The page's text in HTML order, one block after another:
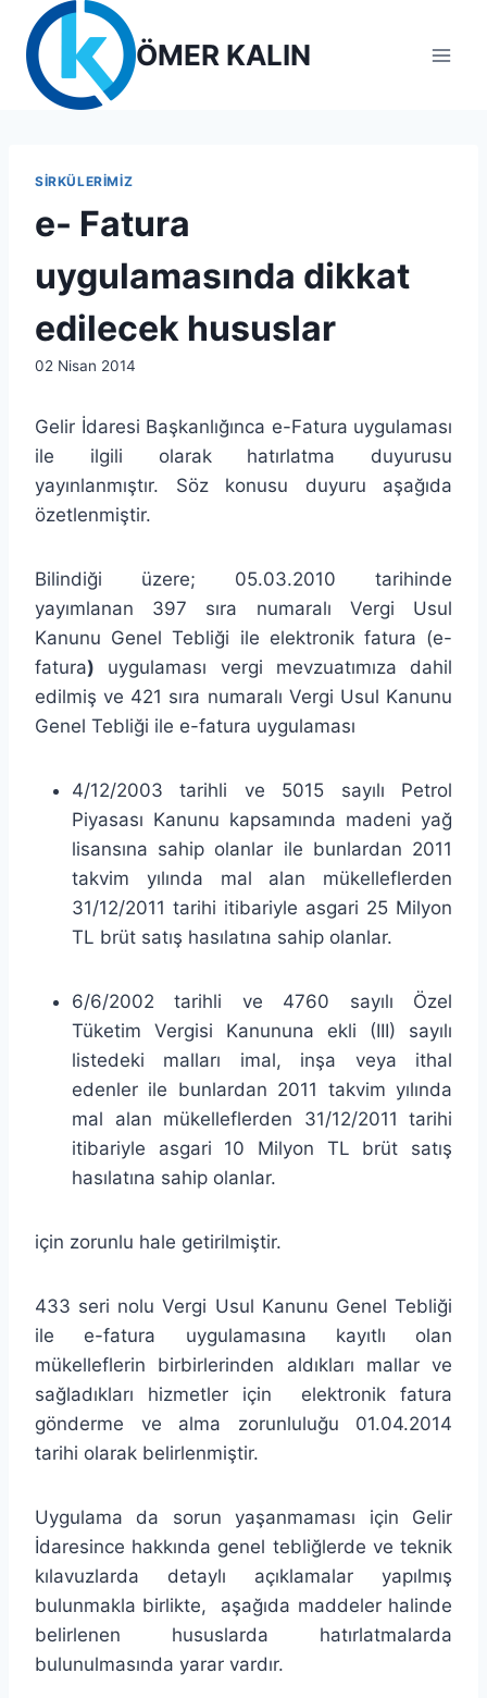
content
ÖMER KALIN
SIRKÜLERIMIZ
e- Fatura
uygulamasında dikkat
edilecek hususlar
By
02 Nisan 2014
Gelir İdaresi Başkanlığınca e-Fatura uygulaması
ile ilgili olarak hatırlatma duyurusu
yayınlanmıştır. Söz konusu duyuru aşağıda
özetlenmiştir.
Bilindiği üzere; 05.03.2010 tarihinde
yayımlanan 397 sıra numaralı Vergi Usul
Kanunu Genel Tebliği ile elektronik fatura (e-
fatura) uygulaması vergi mevzuatımıza dahil
edilmiş ve 421 sıra numaralı Vergi Usul Kanunu
Genel Tebliği ile e-fatura uygulaması
4/12/2003 tarihli ve 5015 sayılı Petrol
Piyasası Kanunu kapsamında madeni yağ
lisansına sahip olanlar ile bunlardan 2011
takvim yılında mal alan mükelleflerden
31/12/2011 tarihi itibariyle asgari 25 Milyon
TL brüt satış hasılatına sahip olanlar.
6/6/2002 tarihli ve 4760 sayılı Özel
Tüketim Vergisi Kanununa ekli (III) sayılı
listedeki malları imal, inşa veya ithal
edenler ile bunlardan 2011 takvim yılında
mal alan mükelleflerden 31/12/2011 tarihi
itibariyle asgari 10 Milyon TL brüt satış
hasılatına sahip olanlar.
için zorunlu hale getirilmiştir.
433 seri nolu Vergi Usul Kanunu Genel Tebliği
ile e-fatura uygulamasına kayıtlı olan
mükelleflerin birbirlerinden aldıkları mallar ve
sağladıkları hizmetler için elektronik fatura
gönderme ve alma zorunluluğu 01.04.2014
tarihi olarak belirlenmiştir.
Uygulama da sorun yaşanmaması için Gelir
İdaresince hakkında genel tebliğlerde ve teknik
kılavuzlarda detaylı açıklamalar yapılmış
bulunmakla birlikte, aşağıda maddeler halinde
belirlenen hususlarda hatırlatmalarda
bulunulmasında yarar vardır.